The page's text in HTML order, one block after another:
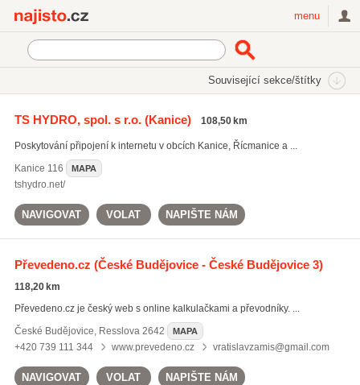
menu
Související sekce/štítky
Poskytovatelé internetového připojení (926)
SEO a SEM (514)
TS HYDRO, spol. s r.o.(Kanice) 108,50 km
Poskytování připojení k internetu v obcích Kanice, Řícmanice a ...
Kanice 116 MAPA
tshydro.net/
NAVIGOVAT VOLAT NAPIŠTE NÁM
Převedeno.cz (České Budějovice - České Budějovice 3)
118,20 km
Převedeno.cz je český web s online kalkulačkami a převodníky. ...
České Budějovice, Resslova 2642 MAPA
+420 739 111 344 www.prevedeno.cz vratislavzamis@gmail.com
NAVIGOVAT VOLAT NAPIŠTE NÁM